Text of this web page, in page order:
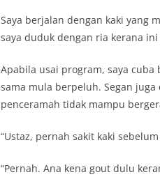
Saya berjalan dengan kaki yang
saya duduk dengan ria kerana
Apabila usai program, saya
sama mula berpeluh. Segan
penceramah tidak mampu
“Ustaz, pernah sakit kaki
“Pernah. Ana kena gout dulu